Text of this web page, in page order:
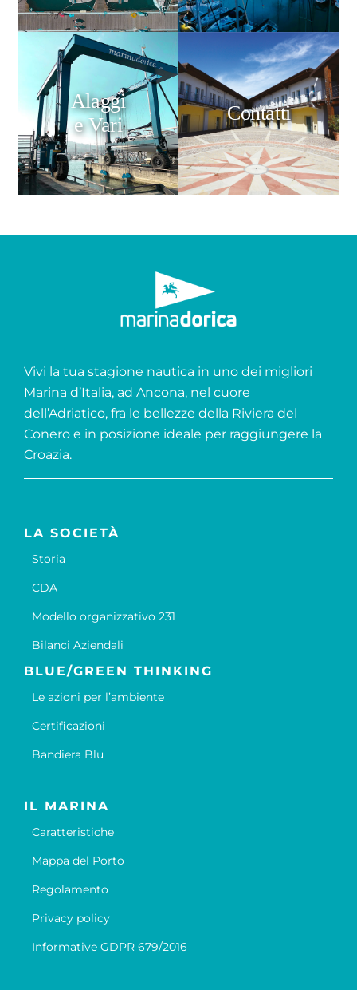
Alaggi
e Vari
Contatti
Vivi la tua stagione nautica in uno dei migliori
Marina d’Italia, ad Ancona, nel cuore
dell’Adriatico, fra le bellezze della Riviera del
Conero e in posizione ideale per raggiungere la
Croazia.
LA SOCIETÀ
Storia
CDA
Modello organizzativo 231
Bilanci Aziendali
BLUE/GREEN THINKING
Le azioni per l’ambiente
Certificazioni
Bandiera Blu
IL MARINA
Caratteristiche
Mappa del Porto
Regolamento
Privacy policy
Informative GDPR 679/2016